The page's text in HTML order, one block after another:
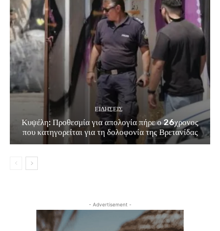
ΕΙΔΗΣΕΙΣ
Κυψέλη: Προθεσμία για απολογία πήρε ο 26χρονος
που κατηγορείται για τη δολοφονία της Βρετανίδας
- Advertisement -